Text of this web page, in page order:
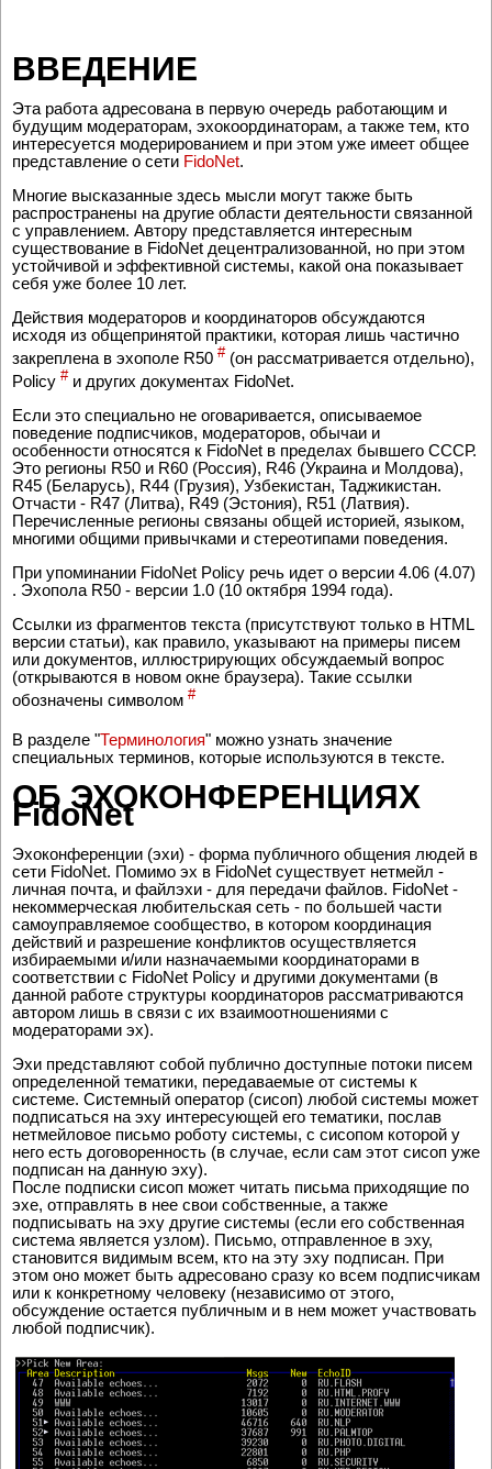
ВВЕДЕНИЕ
Эта работа адресована в первую очередь работающим и
будущим модераторам, эхокоординаторам, а также тем, кто
интересуется модерированием и при этом уже имеет общее
представление о сети FidoNet.
Многие высказанные здесь мысли могут также быть
распространены на другие области деятельности связанной
с управлением. Автору представляется интересным
существование в FidoNet децентрализованной, но при этом
устойчивой и эффективной системы, какой она показывает
себя уже более 10 лет.
Действия модераторов и координаторов обсуждаются
исходя из общепринятой практики, которая лишь частично
закреплена в эхополе R50 # (он рассматривается отдельно),
Policy # и других документах FidoNet.
Если это специально не оговаривается, описываемое
поведение подписчиков, модераторов, обычаи и
особенности относятся к FidoNet в пределах бывшего СССР.
Это регионы R50 и R60 (Россия), R46 (Украина и Молдова),
R45 (Беларусь), R44 (Грузия), Узбекистан, Таджикистан.
Отчасти - R47 (Литва), R49 (Эстония), R51 (Латвия).
Перечисленные регионы связаны общей историей, языком,
многими общими привычками и стереотипами поведения.
При упоминании FidoNet Policy речь идет о версии 4.06 (4.07)
. Эхопола R50 - версии 1.0 (10 октября 1994 года).
Ссылки из фрагментов текста (присутствуют только в HTML
версии статьи), как правило, указывают на примеры писем
или документов, иллюстрирующих обсуждаемый вопрос
(открываются в новом окне браузера). Такие ссылки
обозначены символом #
В разделе "Терминология" можно узнать значение
специальных терминов, которые используются в тексте.
ОБ ЭХОКОНФЕРЕНЦИЯХ
FidoNet
Эхоконференции (эхи) - форма публичного общения людей в
сети FidoNet. Помимо эх в FidoNet существует нетмейл -
личная почта, и файлэхи - для передачи файлов. FidoNet -
некоммерческая любительская сеть - по большей части
самоуправляемое сообщество, в котором координация
действий и разрешение конфликтов осуществляется
избираемыми и/или назначаемыми координаторами в
соответствии с FidoNet Policy и другими документами (в
данной работе структуры координаторов рассматриваются
автором лишь в связи с их взаимоотношениями с
модераторами эх).
Эхи представляют собой публично доступные потоки писем
определенной тематики, передаваемые от системы к
системе. Системный оператор (сисоп) любой системы может
подписаться на эху интересующей его тематики, послав
нетмейловое письмо роботу системы, с сисопом которой у
него есть договоренность (в случае, если сам этот сисоп уже
подписан на данную эху).
После подписки сисоп может читать письма приходящие по
эхе, отправлять в нее свои собственные, а также
подписывать на эху другие системы (если его собственная
система является узлом). Письмо, отправленное в эху,
становится видимым всем, кто на эту эху подписан. При
этом оно может быть адресовано сразу ко всем подписчикам
или к конкретному человеку (независимо от этого,
обсуждение остается публичным и в нем может участвовать
любой подписчик).